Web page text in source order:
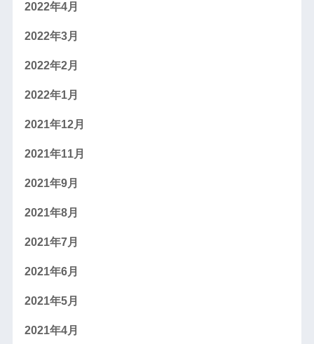
2022年4月
2022年3月
2022年2月
2022年1月
2021年12月
2021年11月
2021年9月
2021年8月
2021年7月
2021年6月
2021年5月
2021年4月